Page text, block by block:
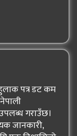
पत्र डट कम
गराउँछ।
जानकारी,